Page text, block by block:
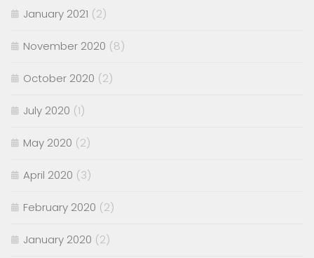
January 2021 (2)
November 2020 (8)
October 2020 (2)
July 2020 (1)
May 2020 (2)
April 2020 (3)
February 2020 (2)
January 2020 (2)